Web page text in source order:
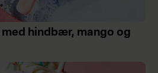
hindbær, mango og